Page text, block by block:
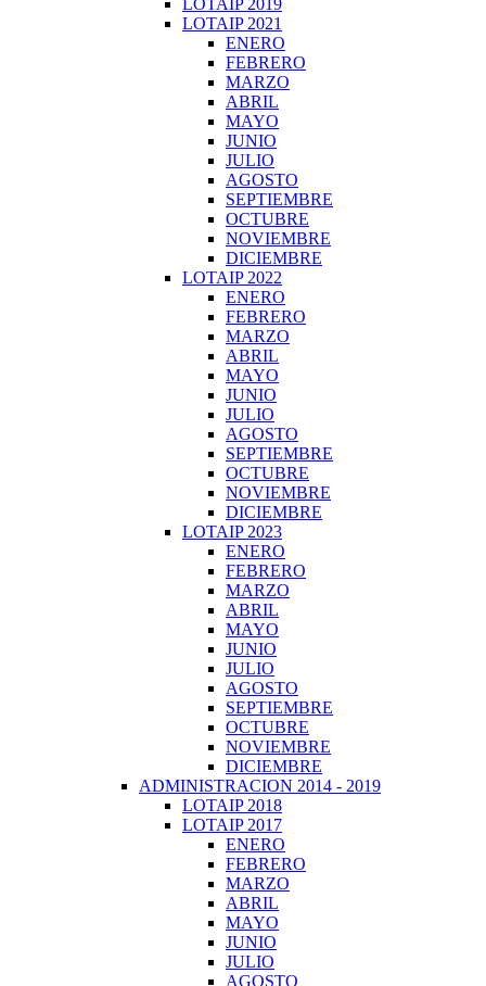
LOTAIP 2019
LOTAIP 2021
ENERO
FEBRERO
MARZO
ABRIL
MAYO
JUNIO
JULIO
AGOSTO
SEPTIEMBRE
OCTUBRE
NOVIEMBRE
DICIEMBRE
LOTAIP 2022
ENERO
FEBRERO
MARZO
ABRIL
MAYO
JUNIO
JULIO
AGOSTO
SEPTIEMBRE
OCTUBRE
NOVIEMBRE
DICIEMBRE
LOTAIP 2023
ENERO
FEBRERO
MARZO
ABRIL
MAYO
JUNIO
JULIO
AGOSTO
SEPTIEMBRE
OCTUBRE
NOVIEMBRE
DICIEMBRE
ADMINISTRACION 2014 - 2019
LOTAIP 2018
LOTAIP 2017
ENERO
FEBRERO
MARZO
ABRIL
MAYO
JUNIO
JULIO
AGOSTO